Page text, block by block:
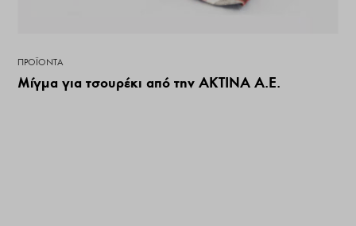
ΠΡΟΪΌΝΤΑ
Μίγμα για τσουρέκι από την ΑΚΤΙΝΑ Α.Ε.